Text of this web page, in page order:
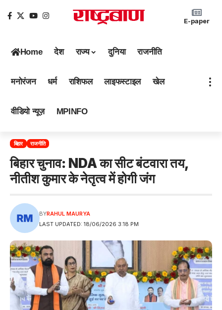
E-paper
Home देश राज्य दुनिया राजनीति
मनोरंजन धर्म राशिफल लाइफस्टाइल खेल
वीडियो न्यूज़ MPINFO
बिहार राजनीति
बिहार चुनाव: NDA का सीट बंटवारा तय,
नीतीश कुमार के नेतृत्व में होगी जंग
LAST UPDATED: 18/06/2026 3:18 PM
BYRAHUL MAURYA